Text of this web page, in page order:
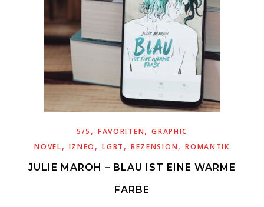
5/5 , FAVORITEN,GRAPHIC
NOVEL, IZNEO ,LGBT , REZENSION,ROMANTIK
JULIE MAROH – BLAU IST EINE WARME
FARBE